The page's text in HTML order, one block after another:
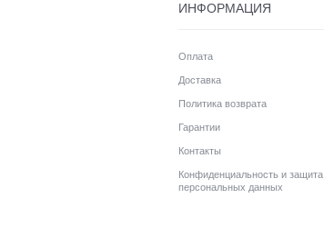
ИНФОРМАЦИЯ
Оплата
Доставка
Политика возврата
Гарантии
Контакты
Конфиденциальность и защита
персональных данных